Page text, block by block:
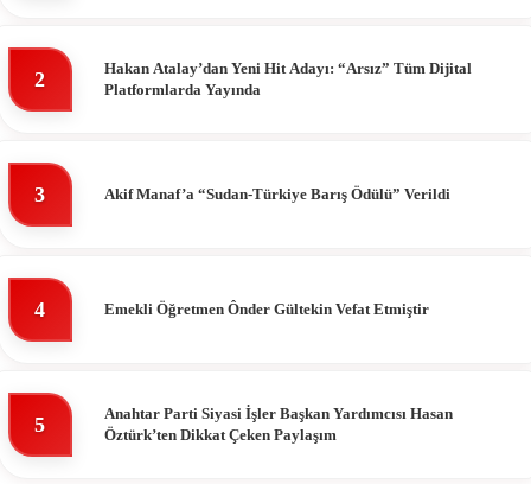
2
Hakan Atalay’dan Yeni Hit Adayı: “Arsız” Tüm Dijital
Platformlarda Yayında
3 Akif Manaf’a “Sudan-Türkiye Barış Ödülü” Verildi
4 Emekli Öğretmen Ônder Gültekin Vefat Etmiştir
5
Anahtar Parti Siyasi İşler Başkan Yardımcısı Hasan
Öztürk’ten Dikkat Çeken Paylaşım